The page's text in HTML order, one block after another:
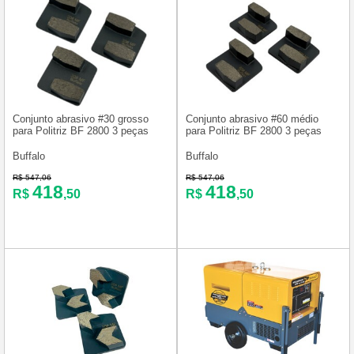
Conjunto abrasivo #30 grosso
para Politriz BF 2800 3 peças
Buffalo
R$ 547,06
R$ 418,50
Conjunto abrasivo #60 médio
para Politriz BF 2800 3 peças
Buffalo
R$ 547,06
R$ 418,50